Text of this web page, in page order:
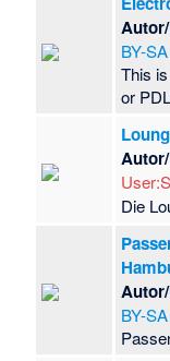
BY-
This
or
Die
BY-